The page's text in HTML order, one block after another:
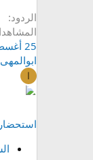
الردود
25 أغسطس 2020
ابوالمهی
ا